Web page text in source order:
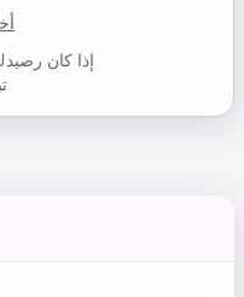
إذا كان